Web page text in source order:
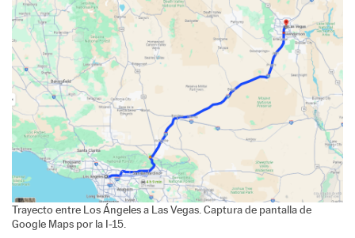
Trayecto entre Los Ángeles a Las Vegas. Captura de pantalla de
Google Maps por la I-15.